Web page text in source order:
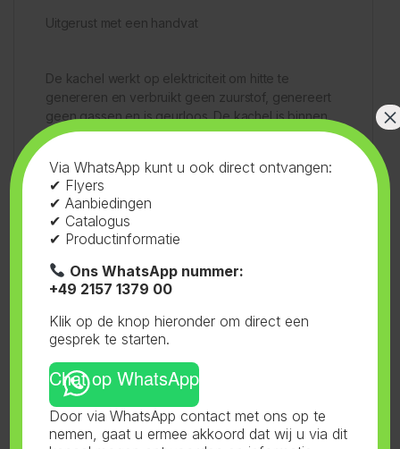
Uitgerust met een handvat
De kachel werkt op elektriciteit om hitte te
genereren en verbruikt geen zuurstof, genereert
geen gassen en is geurloos. De kachel is binnen
enkele seconden op zijn maximale capaciteit van
De motor bevat een thermische schakelaar en kan
ingesteld worden op meerdere standen.
Deze kachel heeft een omval beveiliging.
Via WhatsApp kunt u ook direct ontvangen:
✔ Flyers
✔ Aanbiedingen
✔ Catalogus
✔ Productinformatie
Ons WhatsApp nummer:
+49 2157 1379 00
Klik op de knop hieronder om direct een
gesprek te starten.
Chat op WhatsApp
Door via WhatsApp contact met ons op te
nemen, gaat u ermee akkoord dat wij u via dit
×